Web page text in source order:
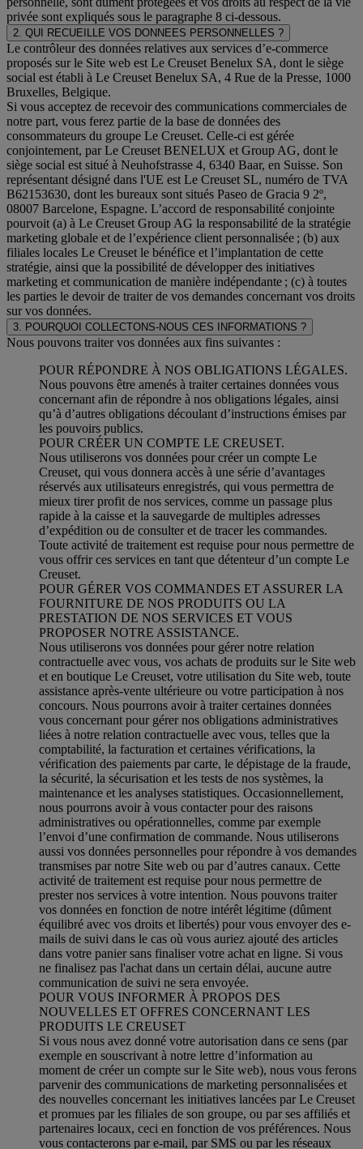
privée sont expliqués sous le paragraphe 8 ci-dessous.
2. QUI RECUEILLE VOS DONNEES PERSONNELLES ?
Le contrôleur des données relatives aux services d’e-commerce
proposés sur le Site web est Le Creuset Benelux SA, dont le siège
social est établi à Le Creuset Benelux SA, 4 Rue de la Presse, 1000
Bruxelles, Belgique.
Si vous acceptez de recevoir des communications commerciales de
notre part, vous ferez partie de la base de données des
consommateurs du groupe Le Creuset. Celle-ci est gérée
conjointement, par Le Creuset BENELUX et Group AG, dont le
siège social est situé à Neuhofstrasse 4, 6340 Baar, en Suisse. Son
représentant désigné dans l'UE est Le Creuset SL, numéro de TVA
B62153630, dont les bureaux sont situés Paseo de Gracia 9 2º,
08007 Barcelone, Espagne. L’accord de responsabilité conjointe
pourvoit (a) à Le Creuset Group AG la responsabilité de la stratégie
marketing globale et de l’expérience client personnalisée ; (b) aux
filiales locales Le Creuset le bénéfice et l’implantation de cette
stratégie, ainsi que la possibilité de développer des initiatives
marketing et communication de manière indépendante ; (c) à toutes
les parties le devoir de traiter de vos demandes concernant vos droits
sur vos données.
3. POURQUOI COLLECTONS-NOUS CES INFORMATIONS ?
Nous pouvons traiter vos données aux fins suivantes :
POUR RÉPONDRE À NOS OBLIGATIONS LÉGALES.
Nous pouvons être amenés à traiter certaines données vous
concernant afin de répondre à nos obligations légales, ainsi
qu’à d’autres obligations découlant d’instructions émises par
les pouvoirs publics.
POUR CRÉER UN COMPTE LE CREUSET.
Nous utiliserons vos données pour créer un compte Le
Creuset, qui vous donnera accès à une série d’avantages
réservés aux utilisateurs enregistrés, qui vous permettra de
mieux tirer profit de nos services, comme un passage plus
rapide à la caisse et la sauvegarde de multiples adresses
d’expédition ou de consulter et de tracer les commandes.
Toute activité de traitement est requise pour nous permettre de
vous offrir ces services en tant que détenteur d’un compte Le
Creuset.
POUR GÉRER VOS COMMANDES ET ASSURER LA
FOURNITURE DE NOS PRODUITS OU LA
PRESTATION DE NOS SERVICES ET VOUS
PROPOSER NOTRE ASSISTANCE.
Nous utiliserons vos données pour gérer notre relation
contractuelle avec vous, vos achats de produits sur le Site web
et en boutique Le Creuset, votre utilisation du Site web, toute
assistance après-vente ultérieure ou votre participation à nos
concours. Nous pourrons avoir à traiter certaines données
vous concernant pour gérer nos obligations administratives
liées à notre relation contractuelle avec vous, telles que la
comptabilité, la facturation et certaines vérifications, la
vérification des paiements par carte, le dépistage de la fraude,
la sécurité, la sécurisation et les tests de nos systèmes, la
maintenance et les analyses statistiques. Occasionnellement,
nous pourrons avoir à vous contacter pour des raisons
administratives ou opérationnelles, comme par exemple
l’envoi d’une confirmation de commande. Nous utiliserons
aussi vos données personnelles pour répondre à vos demandes
transmises par notre Site web ou par d’autres canaux. Cette
activité de traitement est requise pour nous permettre de
prester nos services à votre intention. Nous pouvons traiter
vos données en fonction de notre intérêt légitime (dûment
équilibré avec vos droits et libertés) pour vous envoyer des e-
mails de suivi dans le cas où vous auriez ajouté des articles
dans votre panier sans finaliser votre achat en ligne. Si vous
ne finalisez pas l'achat dans un certain délai, aucune autre
communication de suivi ne sera envoyée.
POUR VOUS INFORMER À PROPOS DES
NOUVELLES ET OFFRES CONCERNANT LES
PRODUITS LE CREUSET
Si vous nous avez donné votre autorisation dans ce sens (par
exemple en souscrivant à notre lettre d’information au
moment de créer un compte sur le Site web), nous vous ferons
parvenir des communications de marketing personnalisées et
des nouvelles concernant les initiatives lancées par Le Creuset
et promues par les filiales de son groupe, ou par ses affiliés et
partenaires locaux, ceci en fonction de vos préférences. Nous
vous contacterons par e-mail, par SMS ou par les réseaux